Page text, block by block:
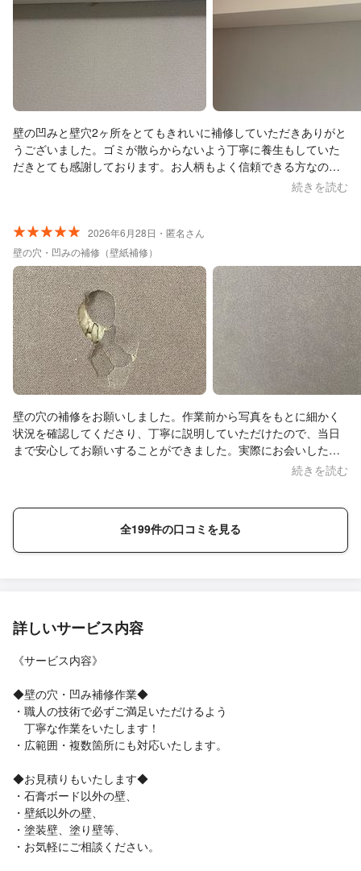
壁の凹みと壁穴2ヶ所をとてもきれいに補修していただきありがと
うございました。ゴミが散らからないよう丁寧に養生もしていた
だきとても感謝しております。お人柄もよく信頼できる方なので
本当にお勧めいたします。これからも頑張ってください！続きを読む
2026年6月28日・匿名さん
壁の穴・凹みの補修（壁紙補修）
壁の穴の補修をお願いしました。作業前から写真をもとに細かく
状況を確認してくださり、丁寧に説明していただけたので、当日
まで安心してお願いすることができました。実際にお会いした際
もとても気さくで話しやすく、終始安心感がありました。補修の
続きを読む
全199件の口コミを見る
詳しいサービス内容
《サービス内容》
◆壁の穴・凹み補修作業◆
・職人の技術で必ずご満足いただけるよう
丁寧な作業をいたします！
・広範囲・複数箇所にも対応いたします。
◆お見積りもいたします◆
・石膏ボード以外の壁、
・壁紙以外の壁、
・塗装壁、塗り壁等、
・お気軽にご相談ください。